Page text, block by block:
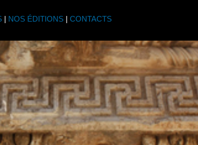
| NOS ÉDITIONS| CONTACTS